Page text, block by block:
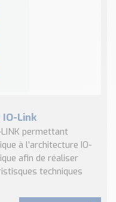
IO-Link
permettant
à l’architecture IO-
afin de réaliser
techniques